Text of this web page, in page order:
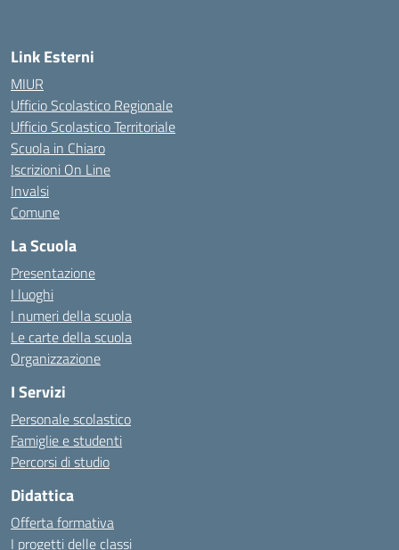
Link Esterni
MIUR
Ufficio Scolastico Regionale
Ufficio Scolastico Territoriale
Scuola in Chiaro
Iscrizioni On Line
Invalsi
Comune
La Scuola
Presentazione
I luoghi
I numeri della scuola
Le carte della scuola
Organizzazione
I Servizi
Personale scolastico
Famiglie e studenti
Percorsi di studio
Didattica
Offerta formativa
I progetti delle classi